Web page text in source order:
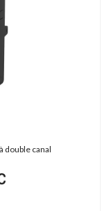
double canal